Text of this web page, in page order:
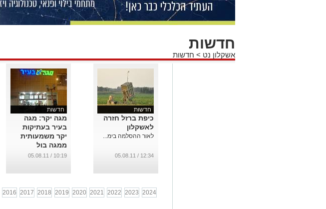
חדשות
אשקלון נט > חדשות
חדשות
כיפת ברזל חזרה
לאשקלון
לאור ההסלמה בימ...
12:34 / 05.08.11
חדשות
מגה יקר: מגה
בעיר בעתיקות
יקר משמעותית
ממגה בול
באפרידר
10:19 / 05.08.11
2016 2017 2018 2019 2020 2021 2022 2023 2024